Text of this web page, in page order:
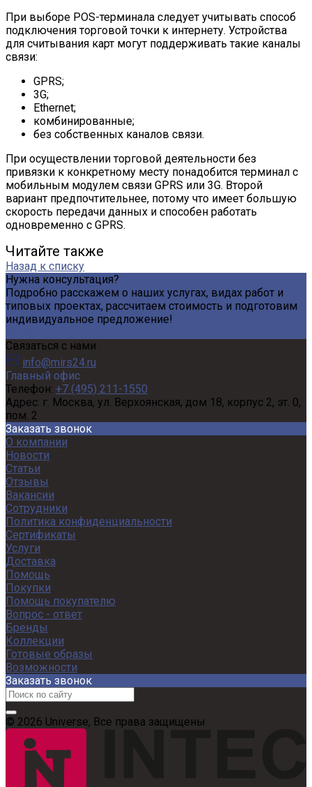
При выборе POS-терминала следует учитывать способ
подключения торговой точки к интернету. Устройства
для считывания карт могут поддерживать такие каналы
связи:
GPRS;
3G;
Ethernet;
комбинированные;
без собственных каналов связи.
При осуществлении торговой деятельности без
привязки к конкретному месту понадобится терминал с
мобильным модулем связи GPRS или 3G. Второй
вариант предпочтительнее, потому что имеет большую
скорость передачи данных и способен работать
одновременно с GPRS.
Читайте также
Назад к списку
Нужна консультация?
Подробно расскажем о наших услугах, видах работ и
типовых проектах, рассчитаем стоимость и подготовим
индивидуальное предложение!
Связаться с нами
info@mirs24.ru
Главный офис
Телефон: +7 (495) 211-1550
Адрес: г. Москва, ул. Верхоянская, дом 18, корпус 2, эт. 0,
пом. 2
Заказать звонок
О компании
Новости
Статьи
Отзывы
Вакансии
Сотрудники
Политика конфиденциальности
Сертификаты
Услуги
Доставка
Помощь
Покупки
Помощь покупателю
Вопрос - ответ
Бренды
Коллекции
Готовые образы
Возможности
Заказать звонок
© 2026 Universe, Все права защищены